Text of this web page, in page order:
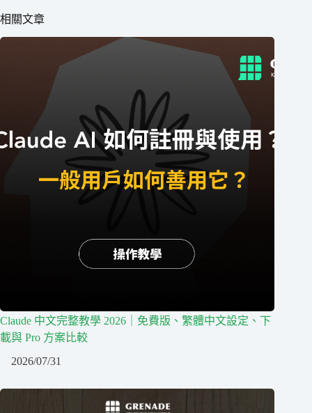
相關文章
Claude 中文完整教學 2026｜免費版、繁體中文設定、下
載與 Pro 方案比較
2026/07/31